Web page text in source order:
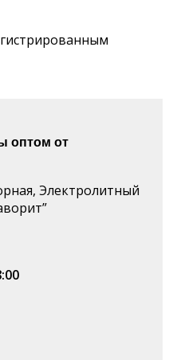
оптом от
Электролитный